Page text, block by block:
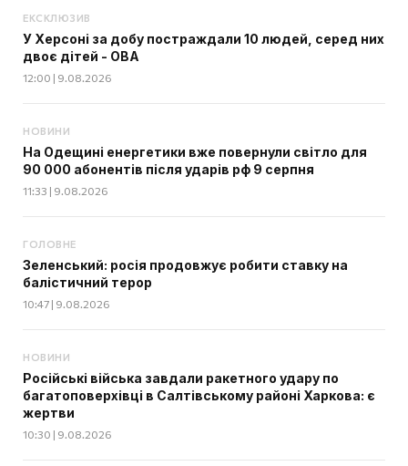
ЕКСКЛЮЗИВ
У Херсоні за добу постраждали 10 людей, серед них
двоє дітей - ОВА
12:00 | 9.08.2026
НОВИНИ
На Одещині енергетики вже повернули світло для
90 000 абонентів після ударів рф 9 серпня
11:33 | 9.08.2026
ГОЛОВНЕ
Зеленський: росія продовжує робити ставку на
балістичний терор
10:47 | 9.08.2026
НОВИНИ
Російські війська завдали ракетного удару по
багатоповерхівці в Салтівському районі Харкова: є
жертви
10:30 | 9.08.2026